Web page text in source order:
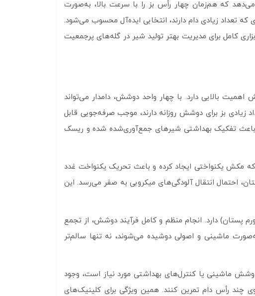
که هم‌زمان چهار رأس بز را با سرعت بالا، به‌صورت
تعداد زیادی دام دارند، انتخابی ایده‌آل محسوب می‌شود.
کامل برای مدیریت بهتر تولید شیر در گله‌های پرجمعیت
بالایی دارد. با چهار واحد دوشش، دامدار می‌تواند
زیادی بز برای دوشش روزانه دارند، موجب صرفه‌جویی قابل
باعث تفکیک بهداشتی شیرهای جمع‌آوری‌شده شده و ریسک
مکش یکنواختی ایجاد کرده و باعث تحریک یکنواخت غدد
احتمال انتقال آلودگی‌های میکروبی به صفر می‌رسد. این
پستان) دارد. انجام منظم و کامل فرآیند دوشش، از تجمع
ماشینی و اصولی دوشیده می‌شوند، نه تنها سالم‌تر
ماشینی یا کنترل‌های بهداشتی مورد نیاز است، وجود
چند رأس دام تمرین کنند. همین ویژگی برای کلینیک‌های